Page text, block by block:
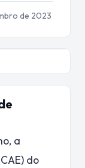
de 2023
a
do